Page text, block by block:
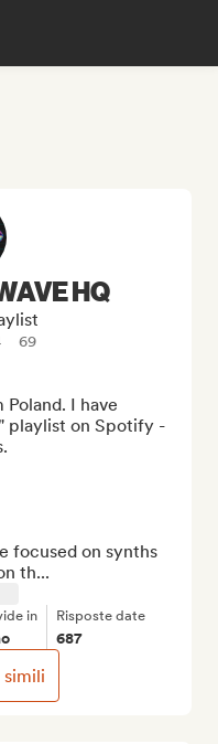
HQ
69
Poland. I have
playlist on Spotify -
focused on synths
th...
in Risposte date
687